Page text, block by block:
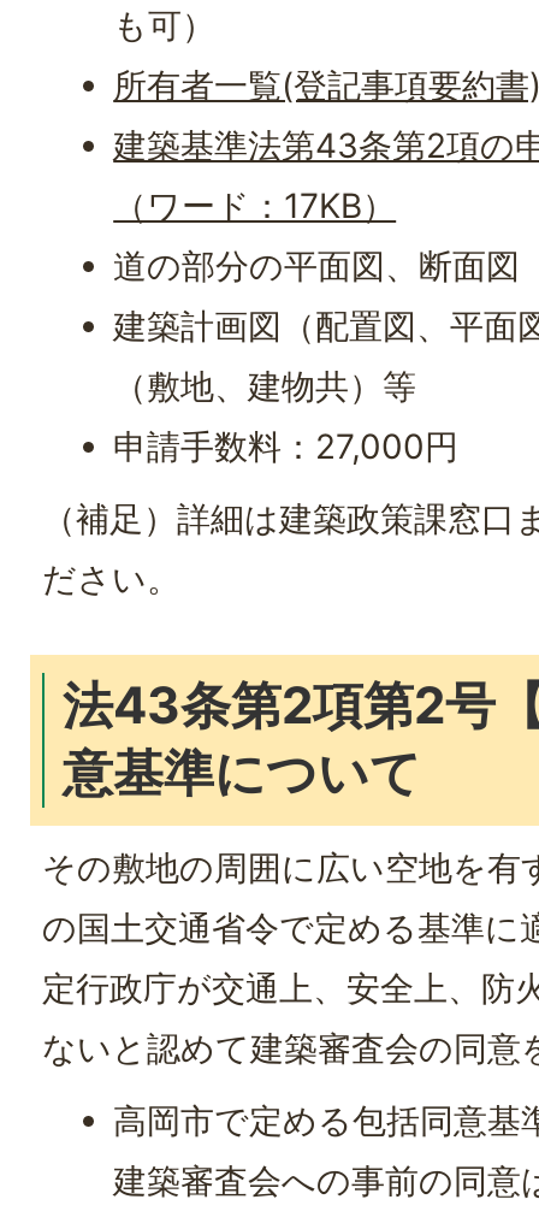
も可）
所有者一覧(登記事項要約
建築基準法第43条第2項の
（ワード：17KB）
道の部分の平面図、断面図
建築計画図（配置図、平面
（敷地、建物共）等
申請手数料：27,000円
（補足）詳細は建築政策課窓
ださい。
法43条第2項第2号
意基準について
その敷地の周囲に広い空地を有
の国土交通省令で定める基準に
定行政庁が交通上、安全上、防
ないと認めて建築審査会の同意
高岡市で定める包括同意基
建築審査会への事前の同意